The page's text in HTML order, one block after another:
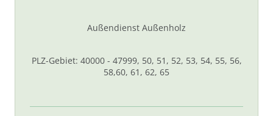
Außendienst Außenholz
PLZ-Gebiet: 40000 - 47999, 50, 51, 52, 53, 54, 55, 56,
58,60, 61, 62, 65